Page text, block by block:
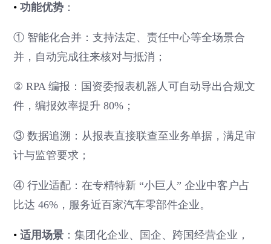
•功能优势 ：
① 智能化合并：支持法定、责任中心等全场景合
并，自动完成往来核对与抵消；
② RPA 编报：国资委报表机器人可自动导出合规文
件，编报效率提升 80%；
③ 数据追溯：从报表直接联查至业务单据，满足审
计与监管要求；
④ 行业适配：在专精特新 “小巨人” 企业中客户占
比达 46%，服务近百家汽车零部件企业。
•适用场景 ：集团化企业、国企、跨国经营企业，